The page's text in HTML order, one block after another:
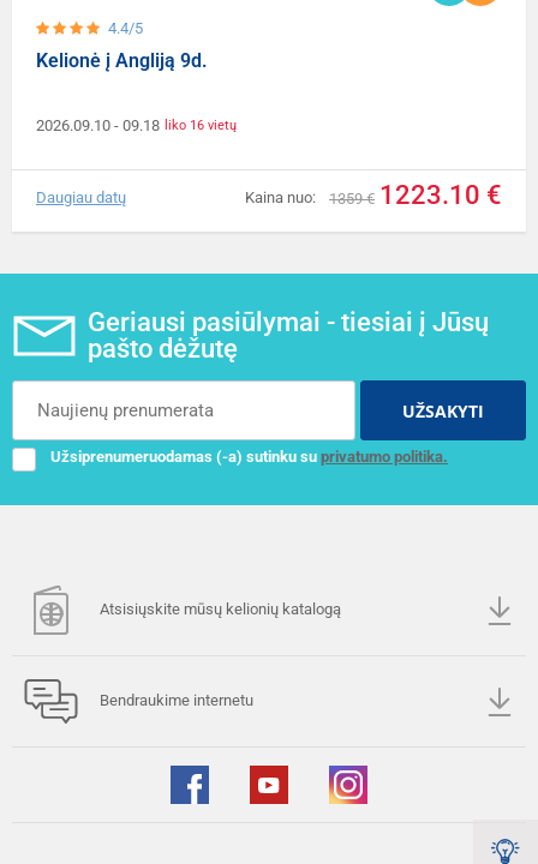
4.4/5
Kelionė į Angliją 9d.
2026.09.10 - 09.18 liko 16 vietų
Kaina nuo: 1359 € 1223.10 €
Daugiau datų
Geriausi pasiūlymai - tiesiai į Jūsų
pašto dėžutę
UŽSAKYTI
Užsiprenumeruodamas (-a) sutinku su privatumo politika.
Atsisiųskite mūsų kelionių katalogą
Bendraukime internetu